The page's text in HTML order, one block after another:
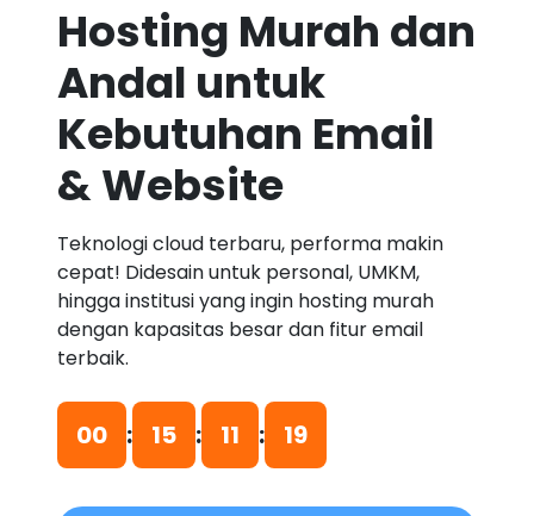
Hosting Murah dan
Andal untuk
Kebutuhan Email
& Website
Teknologi cloud terbaru, performa makin
cepat! Didesain untuk personal, UMKM,
hingga institusi yang ingin hosting murah
dengan kapasitas besar dan fitur email
terbaik.
00 : 15 : 11 : 18